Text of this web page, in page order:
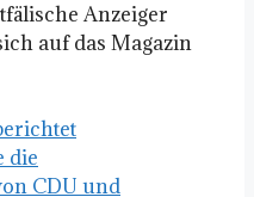
Anzeiger
auf das Magazin
die
CDU und